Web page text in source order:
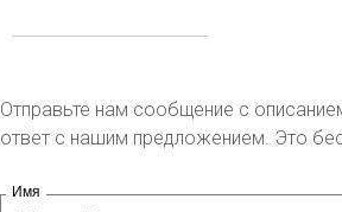
Отправьте нам сообщение с
ответ с нашим предложением. Это
Имя